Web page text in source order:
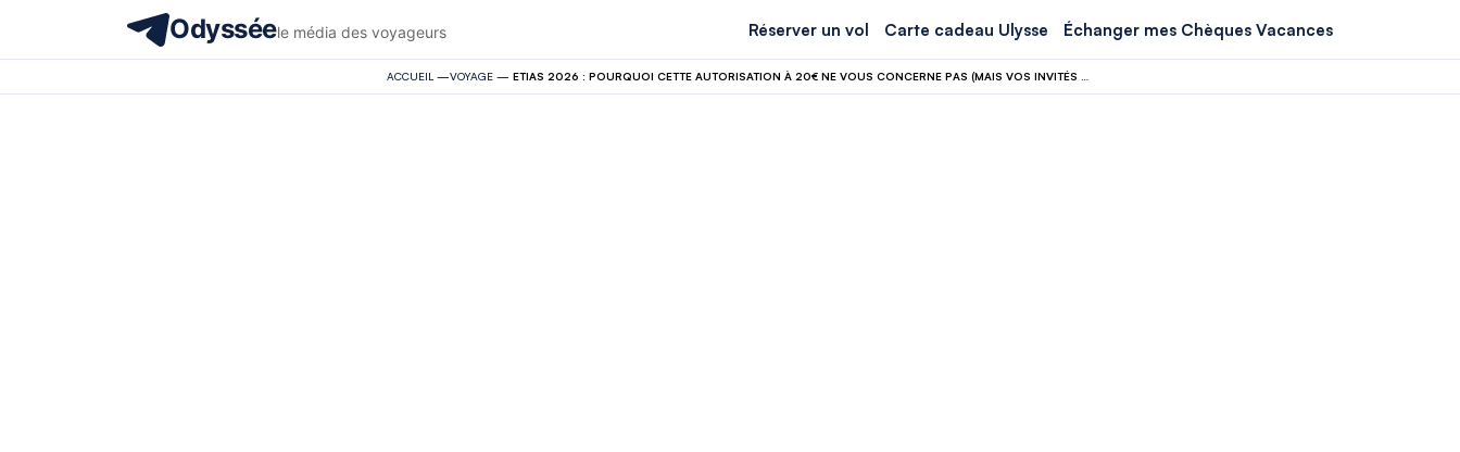
Odysséele média des voyageurs Réserver un vol Carte cadeau Ulysse Échanger mes Chèques Vacances
ACCUEIL —VOYAGE—